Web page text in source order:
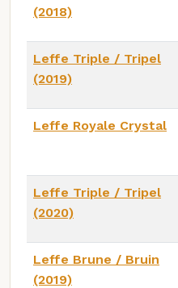
(2018)
Leffe Triple / Tripel
(2019)
Leffe Royale Crystal
Leffe Triple / Tripel
(2020)
Leffe Brune / Bruin
(2019)